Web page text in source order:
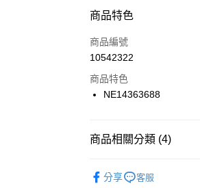
合作金庫商業銀行
華南商業銀行
上海商業儲蓄銀行
國泰世華商業銀行
聯邦商業銀行
台新國際商業銀行
LINE Pay
Apple Pay
【關於「AFTEE先享後付」】
商品特色
商品編號
10542322
商品特色
NE14363688
商品相關分類 (4)
分享 客服